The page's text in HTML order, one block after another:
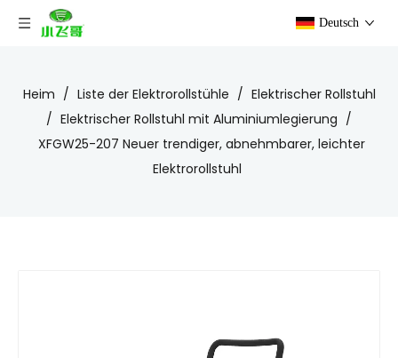
Deutsch
Heim / Liste der Elektrorollstühle / Elektrischer Rollstuhl
/ Elektrischer Rollstuhl mit Aluminiumlegierung /
XFGW25-207 Neuer trendiger, abnehmbarer, leichter
Elektrorollstuhl